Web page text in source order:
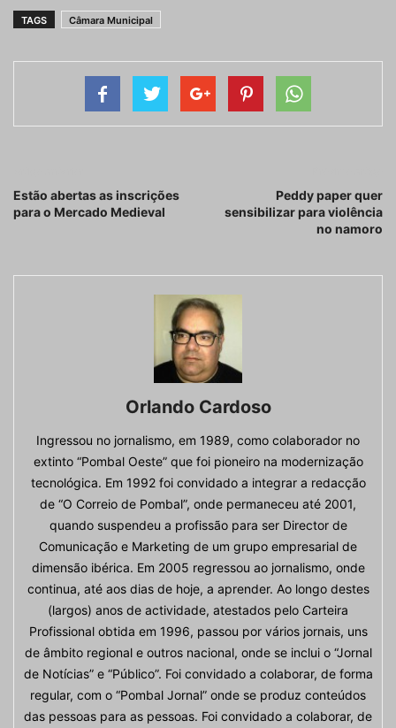
TAGS Câmara Municipal
Estão abertas as inscrições
para o Mercado Medieval
Peddy paper quer
sensibilizar para violência
no namoro
Orlando Cardoso
Ingressou no jornalismo, em 1989, como colaborador no
extinto “Pombal Oeste” que foi pioneiro na modernização
tecnológica. Em 1992 foi convidado a integrar a redacção
de “O Correio de Pombal”, onde permaneceu até 2001,
quando suspendeu a profissão para ser Director de
Comunicação e Marketing de um grupo empresarial de
dimensão ibérica. Em 2005 regressou ao jornalismo, onde
continua, até aos dias de hoje, a aprender. Ao longo destes
(largos) anos de actividade, atestados pelo Carteira
Profissional obtida em 1996, passou por vários jornais, uns
de âmbito regional e outros nacional, onde se inclui o “Jornal
de Notícias” e “Público”. Foi convidado a colaborar, de forma
regular, com o “Pombal Jornal” onde se produz conteúdos
das pessoas para as pessoas. Foi convidado a colaborar, de